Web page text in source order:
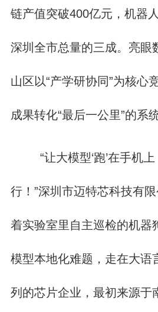
链产值突破400亿元，机器
深圳全市总量的三成。亮眼
山区以“产学研协同”为核心
成果转化“最后一公里”的系
“让大模型‘跑’在手机
行！”深圳市迈特芯科技有
着实验室里自主巡检的机器
模型本地化难题，走在大语
列的芯片企业，最初来源于